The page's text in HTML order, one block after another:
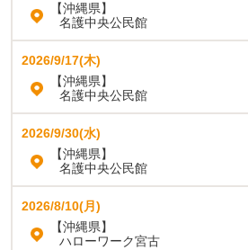
【沖縄県】
名護中央公民館
2026/9/17(木)
【沖縄県】
名護中央公民館
2026/9/30(水)
【沖縄県】
名護中央公民館
2026/8/10(月)
【沖縄県】
ハローワーク宮古